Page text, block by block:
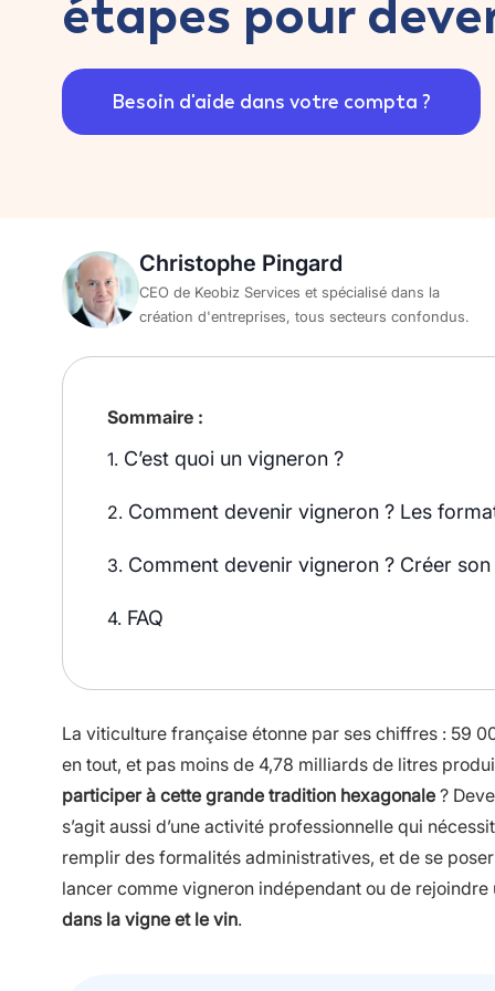
étapes pour
Besoin d'aide dans votre compta ?
Christophe Pingard
CEO de Keobiz Services et spécialisé dans la
création d'entreprises, tous secteurs confondus.
Sommaire :
1. C’est quoi un vigneron ?
2. Comment devenir vigneron ? Les
3. Comment devenir vigneron ? Créer
4. FAQ
La viticulture française étonne par ses chiffres : 59
en tout, et pas moins de 4,78 milliards de litres
participer à cette grande tradition hexagonale ?
s’agit aussi d’une activité professionnelle qui
remplir des formalités administratives, et de se
lancer comme vigneron indépendant ou de
dans la vigne et le vin.